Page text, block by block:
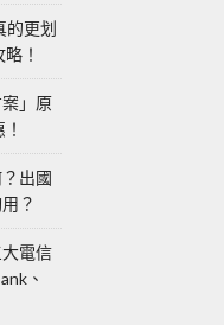
的更划
！
」原
出國
？
電信
、